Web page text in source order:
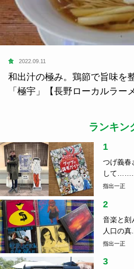
食 2022.09.11
和出汁の極み。鶏節で旨味を
「極宇」【長野ローカルラー
ランキン
1
つげ義春
して
指出一正
2
音楽と刻
人口の真...
指出一正
3